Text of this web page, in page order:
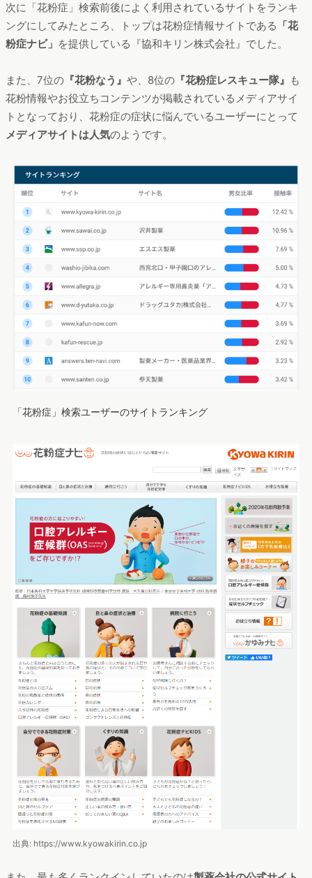
次に「花粉症」検索前後によく利用されているサイトをランキ
ングにしてみたところ、トップは花粉症情報サイトである 「花
粉症ナビ」 を提供している『協和キリン株式会社』でした。
また、7位の 『花粉なう』 や、8位の 『花粉症レスキュー隊』 も
花粉情報やお役立ちコンテンツが掲載されているメディアサイ
トとなっており、花粉症の症状に悩んでいるユーザーにとって
メディアサイトは人気のようです。
「花粉症」検索ユーザーのサイトランキング
出典: https://www.kyowakirin.co.jp